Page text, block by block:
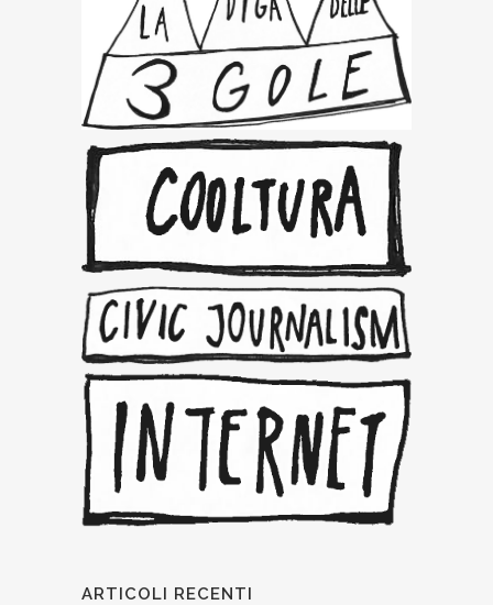
ARTICOLI RECENTI